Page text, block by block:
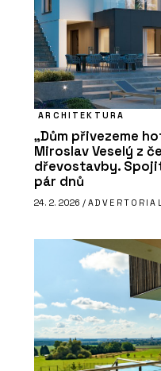
ARCHITEKTURA
„Dům přivezeme
Miroslav Veselý z
dřevostavby.
pár dnů
24. 2. 2026 / ADVERTORIAL